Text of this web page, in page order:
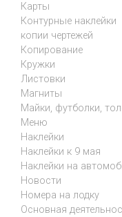
Карты
Контурные наклейки
копии чертежей
Копирование
Кружки
Листовки
Магниты
Майки, футболки,
Меню
Наклейки
Наклейки к 9 мая
Наклейки на
Новости
Номера на лодку
Основная